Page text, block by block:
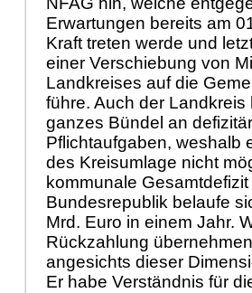
Erwartungen bereits am
Kraft treten werde und
einer Verschiebung von
Landkreises auf die
führe. Auch der Landkreis
ganzes Bündel an
Pflichtaufgaben, weshalb
des Kreisumlage nicht
kommunale
Bundesrepublik belaufe
Mrd. Euro in einem Jahr.
Rückzahlung
angesichts dieser
Er habe Verständnis für